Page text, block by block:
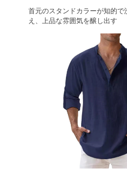
首元のスタンドカラーが知的で
え、上品な雰囲気を醸し出す